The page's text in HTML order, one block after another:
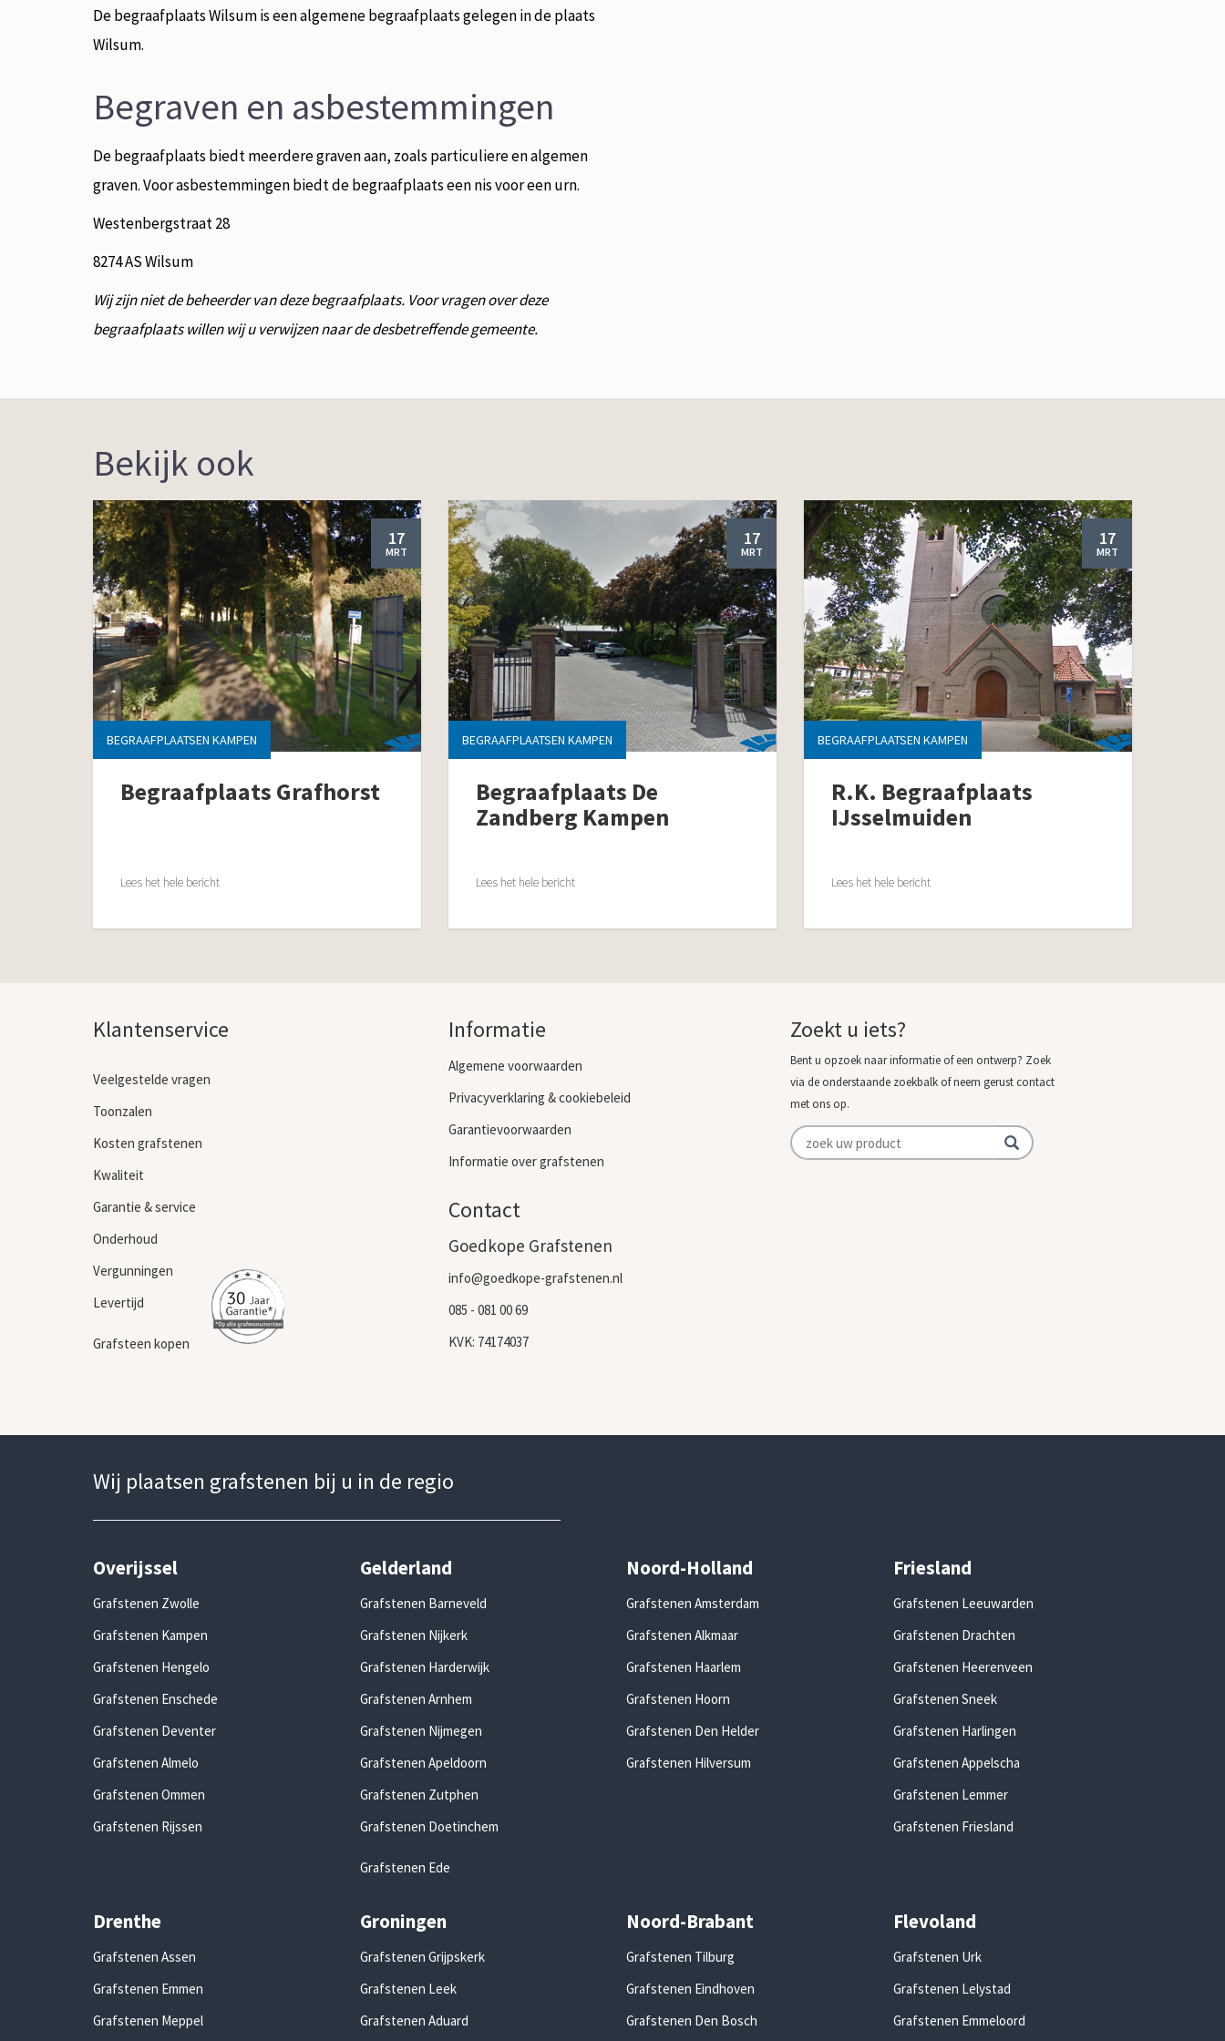
De begraafplaats Wilsum is een algemene begraafplaats gelegen in de plaats
Wilsum.
Begraven en asbestemmingen
De begraafplaats biedt meerdere graven aan, zoals particuliere en algemen
graven. Voor asbestemmingen biedt de begraafplaats een nis voor een urn.
Westenbergstraat 28
8274 AS Wilsum
Wij zijn niet de beheerder van deze begraafplaats. Voor vragen over deze
begraafplaats willen wij u verwijzen naar de desbetreffende gemeente.
Bekijk ook
17
MRT
BEGRAAFPLAATSEN KAMPEN
Begraafplaats Grafhorst
Lees het hele bericht
17
MRT
BEGRAAFPLAATSEN KAMPEN
Begraafplaats De
Zandberg Kampen
Lees het hele bericht
17
MRT
BEGRAAFPLAATSEN KAMPEN
R.K. Begraafplaats
IJsselmuiden
Lees het hele bericht
Klantenservice
Veelgestelde vragen
Toonzalen
Kosten grafstenen
Kwaliteit
Garantie & service
Onderhoud
Vergunningen
Levertijd
Grafsteen kopen
Informatie
Algemene voorwaarden
Privacyverklaring & cookiebeleid
Garantievoorwaarden
Informatie over grafstenen
Contact
Goedkope Grafstenen
info@goedkope-grafstenen.nl
085 - 081 00 69
KVK: 74174037
Zoekt u iets?
Bent u opzoek naar informatie of een ontwerp? Zoek
via de onderstaande zoekbalk of neem gerust contact
met ons op.
Wij plaatsen grafstenen bij u in de regio
Overijssel
Grafstenen Zwolle
Grafstenen Kampen
Grafstenen Hengelo
Grafstenen Enschede
Grafstenen Deventer
Grafstenen Almelo
Grafstenen Ommen
Grafstenen Rijssen
Gelderland
Grafstenen Barneveld
Grafstenen Nijkerk
Grafstenen Harderwijk
Grafstenen Arnhem
Grafstenen Nijmegen
Grafstenen Apeldoorn
Grafstenen Zutphen
Grafstenen Doetinchem
Grafstenen Ede
Noord-Holland
Grafstenen Amsterdam
Grafstenen Alkmaar
Grafstenen Haarlem
Grafstenen Hoorn
Grafstenen Den Helder
Grafstenen Hilversum
Friesland
Grafstenen Leeuwarden
Grafstenen Drachten
Grafstenen Heerenveen
Grafstenen Sneek
Grafstenen Harlingen
Grafstenen Appelscha
Grafstenen Lemmer
Grafstenen Friesland
Drenthe
Grafstenen Assen
Grafstenen Emmen
Grafstenen Meppel
Groningen
Grafstenen Grijpskerk
Grafstenen Leek
Grafstenen Aduard
Noord-Brabant
Grafstenen Tilburg
Grafstenen Eindhoven
Grafstenen Den Bosch
Flevoland
Grafstenen Urk
Grafstenen Lelystad
Grafstenen Emmeloord